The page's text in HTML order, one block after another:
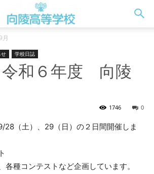
9月
学校日誌
令和６年度 向陵
0
1746
28（土）、29（日）の２日間開催しま
各種コンテストなど企画しています。